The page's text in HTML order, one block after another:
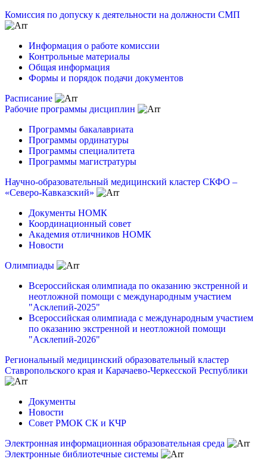
Комиссия по допуску к деятельности на должности СМП
Информация о работе комиссии
Контрольные материалы
Общая информация
Формы и порядок подачи документов
Расписание
Рабочие программы дисциплин
Программы бакалавриата
Программы ординатуры
Программы специалитета
Программы магистратуры
Научно-образовательный медицинский кластер СКФО –
«Северо-Кавказский»
Документы НОМК
Координационный совет
Академия отличников НОМК
Новости
Олимпиады
Всероссийская олимпиада по оказанию экстренной и
неотложной помощи с международным участием
"Асклепий-2025"
Всероссийская олимпиада с международным участием
по оказанию экстренной и неотложной помощи
"Асклепий-2026"
Региональный медицинский образовательный кластер
Ставропольского края и Карачаево-Черкесской Республики
Документы
Новости
Совет РМОК СК и КЧР
Электронная информационная образовательная среда
Электронные библиотечные системы